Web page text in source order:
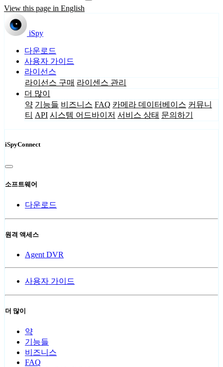
View this page in English
iSpy
다운로드
사용자 가이드
라이선스
라이선스 구매 라이센스 관리
더 많이
약 기능들 비즈니스 FAQ 카메라 데이터베이스 커뮤니
티 API 시스템 어드바이저 서비스 상태 문의하기
iSpyConnect
소프트웨어
다운로드
원격 액세스
Agent DVR
사용자 가이드
더 많이
약
기능들
비즈니스
FAQ